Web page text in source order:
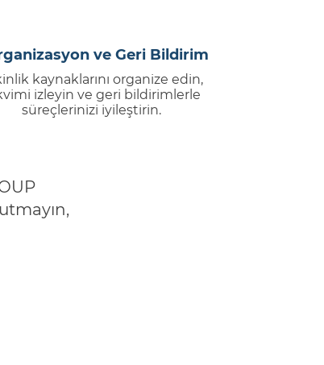
ve Geri Bildirim
kaynaklarını organize edin,
izleyin ve geri bildirimlerle
süreçlerinizi iyileştirin.